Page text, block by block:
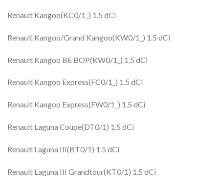
Renault Kangoo(KC0/1_) 1.5 dCi
Renault Kangoo/Grand Kangoo(KW0/1_) 1.5 dCi
Renault Kangoo BE BOP(KW0/1_) 1.5 dCi
Renault Kangoo Express(FC0/1_) 1.5 dCi
Renault Kangoo Express(FW0/1_) 1.5 dCi
Renault Laguna Coupe(DT0/1) 1.5 dCi
Renault Laguna III(BT0/1) 1.5 dCi
Renault Laguna III Grandtour(KT0/1) 1.5 dCi